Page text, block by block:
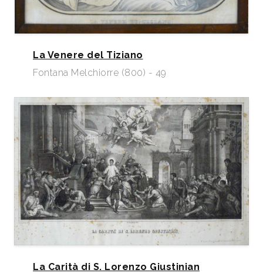
La Venere del Tiziano
Fontana Melchiorre (800) - 49
La Carità di S. Lorenzo Giustinian